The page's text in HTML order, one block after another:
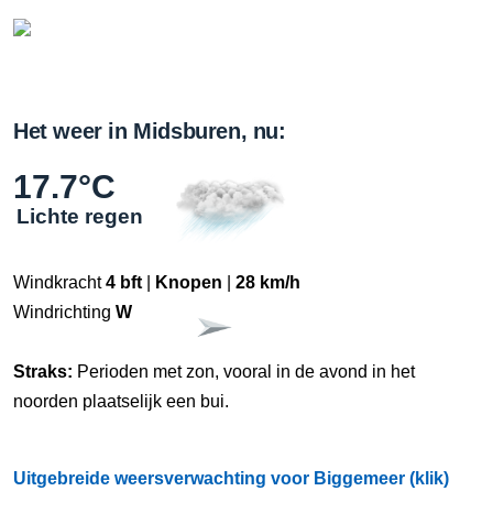
Het weer in Midsburen, nu:
17.7°C
Lichte regen
Windkracht4 bft Knopen
28 km/h
Windrichting W
Straks: Perioden met zon, vooral in de avond in het
noorden plaatselijk een bui.
Uitgebreide weersverwachting voor Biggemeer (klik)